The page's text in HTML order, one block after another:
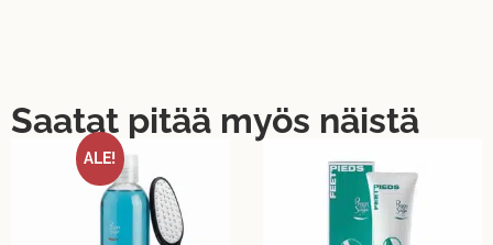
Saatat pitää myös näistä
ALE!